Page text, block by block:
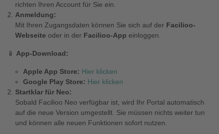
richten Ihren Account für Sie ein.
Anmeldung:
Mit Ihren Zugangsdaten können Sie sich auf der Facilioo-
Webseite oder in der Facilioo-App einloggen.
📱 App-Download:
Apple App Store: Hier klicken
Google Play Store: Hier klicken
Startklar für Neo:
Sobald Facilioo Neo verfügbar ist, wird Ihr Portal automatisch
auf die neue Version umgestellt. Sie müssen nichts weiter tun
und können alle neuen Funktionen sofort nutzen.